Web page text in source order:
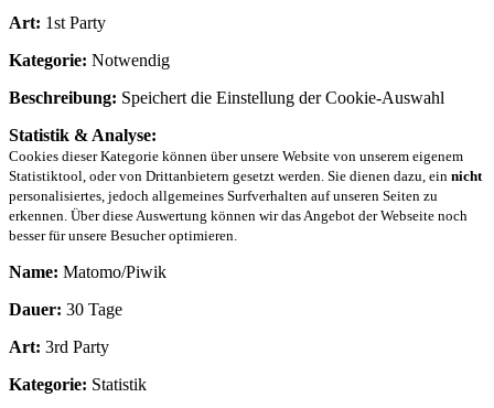
Art: 1st Party
Kategorie: Notwendig
Beschreibung: Speichert die Einstellung der Cookie-Auswahl
Statistik & Analyse:
Cookies dieser Kategorie können über unsere Website von unserem eigenem
Statistiktool, oder von Drittanbietern gesetzt werden. Sie dienen dazu, ein nicht
personalisiertes, jedoch allgemeines Surfverhalten auf unseren Seiten zu
erkennen. Über diese Auswertung können wir das Angebot der Webseite noch
besser für unsere Besucher optimieren.
Name: Matomo/Piwik
Dauer: 30 Tage
Art: 3rd Party
Kategorie: Statistik